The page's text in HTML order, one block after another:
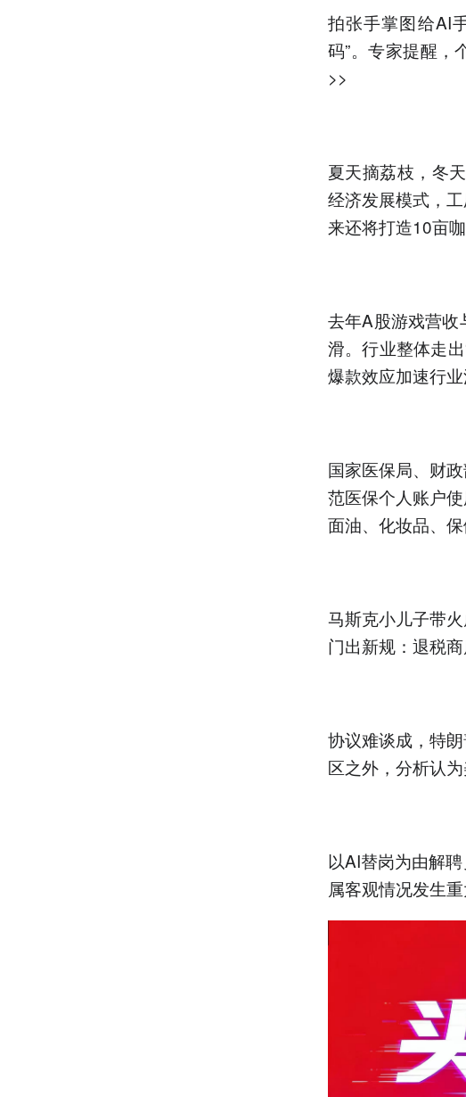
拍张手掌图给AI
码”。专家提醒，
>>
夏天摘荔枝，冬
经济发展模式，
来还将打造10亩
去年A股游戏营
滑。行业整体走
爆款效应加速行
国家医保局、财
范医保个人账户
面油、化妆品、
马斯克小儿子带
门出新规：退税
协议难谈成，特
区之外，分析认
以AI替岗为由解
属客观情况发生